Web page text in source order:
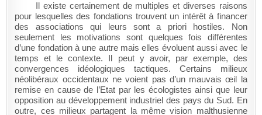
Il existe certainement de multiples et diverses raisons
pour lesquelles des fondations trouvent un intérêt à financer
des associations qui leurs sont a priori hostiles. Non
seulement les motivations sont quelques fois différentes
d’une fondation à une autre mais elles évoluent aussi avec le
temps et le contexte. Il peut y avoir, par exemple, des
convergences idéologiques tactiques. Certains milieux
néolibéraux occidentaux ne voient pas d’un mauvais œil la
remise en cause de l’Etat par les écologistes ainsi que leur
opposition au développement industriel des pays du Sud. En
outre, ces milieux partagent la même vision malthusienne